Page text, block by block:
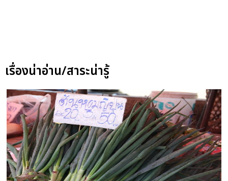
เรื่องน่าอ่าน/สาระน่ารู้